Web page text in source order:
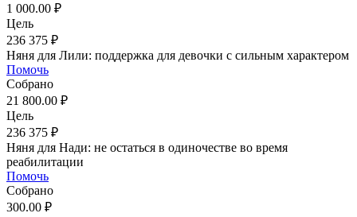
1 000.00 ₽
Цель
236 375 ₽
Няня для Лили: поддержка для девочки с сильным характером
Помочь
Собрано
21 800.00 ₽
Цель
236 375 ₽
Няня для Нади: не остаться в одиночестве во время
реабилитации
Помочь
Собрано
300.00 ₽